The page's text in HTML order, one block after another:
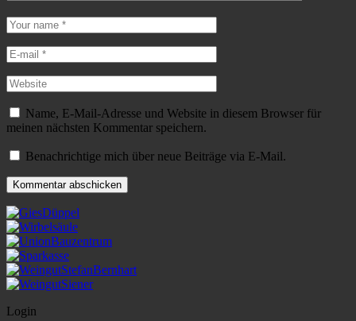
Name, E-Mail-Adresse und Website in diesem Browser für
meinen nächsten Kommentar speichern.
Benachrichtige mich über neue Beiträge via E-Mail.
Login